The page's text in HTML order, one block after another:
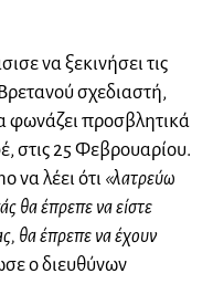
να ξεκινήσει τις
σχεδιαστή,
φωνάζει προσβλητικά
στις 25 Φεβρουαρίου.
να λέει ότι «λατρεύω
θα έπρεπε να είστε
θα έπρεπε να έχουν
ο διευθύνων